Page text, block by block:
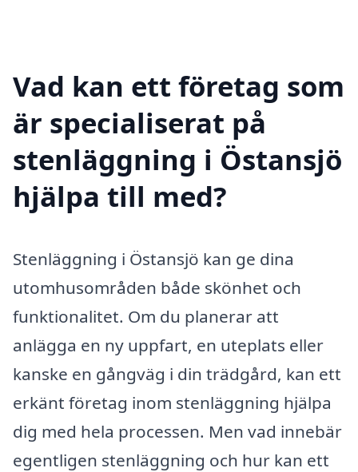
Vad kan ett företag som
är specialiserat på
stenläggning i Östansjö
hjälpa till med?
Stenläggning i Östansjö kan ge dina
utomhusområden både skönhet och
funktionalitet. Om du planerar att
anlägga en ny uppfart, en uteplats eller
kanske en gångväg i din trädgård, kan ett
erkänt företag inom stenläggning hjälpa
dig med hela processen. Men vad innebär
egentligen stenläggning och hur kan ett